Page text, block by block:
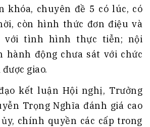
khóa, chuyên đề 5 có lúc, có
còn hình thức đơn điệu và
với tình hình thực tiễn; nội
hành động chưa sát với chức
giao.
kết luận Hội nghị, Trưởng
Trọng Nghĩa đánh giá cao
chính quyền các cấp trong